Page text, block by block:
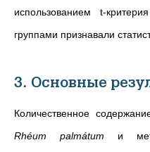
использованием t-
группами признавали
3. Основные
Количественное
Rhéum palmátum и